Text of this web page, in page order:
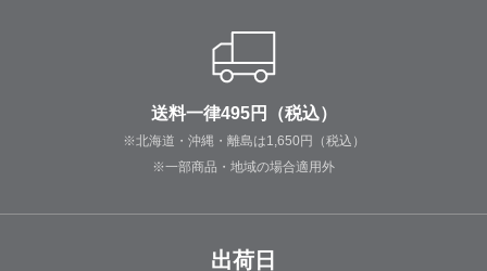
送料一律495円（税込）
※北海道・沖縄・離島は1,650円（税込）
※一部商品・地域の場合適用外
出荷日